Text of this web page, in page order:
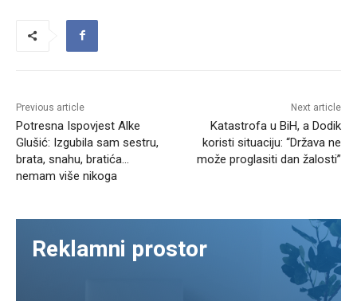
Previous article
Potresna Ispovjest Alke
Glušić: Izgubila sam sestru,
brata, snahu, bratića…
nemam više nikoga
Next article
Katastrofa u BiH, a Dodik
koristi situaciju: “Država ne
može proglasiti dan žalosti”
Reklamni prostor